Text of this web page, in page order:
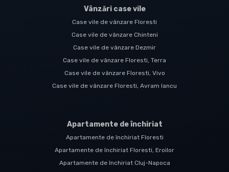
Vânzări case vile
Case vile de vânzare Floresti
Case vile de vânzare Chinteni
Case vile de vânzare Dezmir
Case vile de vânzare Floresti, Terra
Case vile de vânzare Floresti, Vivo
Case vile de vânzare Floresti, Avram Iancu
Apartamente de închiriat
Apartamente de închiriat Floresti
Apartamente de închiriat Floresti, Eroilor
Apartamente de închiriat Cluj-Napoca